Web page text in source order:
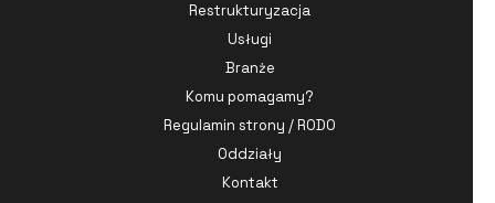
Restrukturyzacja
Usługi
Branże
Komu pomagamy?
Regulamin strony / RODO
Oddziały
Kontakt